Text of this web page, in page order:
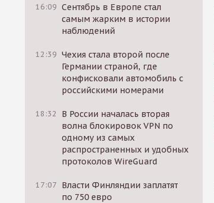
16:09 Сентябрь в Европе стал
самым жарким в истории
наблюдений
12:39 Чехия стала второй после
Германии страной, где
конфисковали автомобиль с
российскими номерами
18:32
В России началась вторая
волна блокировок VPN по
одному из самых
распространенных и удобных
протоколов WireGuard
17:07 Власти Финляндии заплатят
по 750 евро